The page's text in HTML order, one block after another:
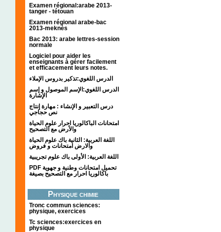
Examen régional:arabe 2013-
tanger - tétouan
Examen régional arabe-bac
2013-meknès
Bac 2013: arabe lettres-session
normale
Logiciel pour aider les
enseignants à gérer facilement
et efficacement leurs notes.
الدرس اللغوي:تذكير بدروس الإملاء
الدرس اللغوي:الإسم الموصول و إسم
الإشارة
درس التعبير و الإنشاء : مهارة إنتاج
نص حجاجي
امتحانات الباكالوريا احرار علوم الحياة
والأرض مع التصحيح
اللغة العربية: الثانية باك علوم الحياة
والارض امتحانات و فروض
اللغة العربية: الأولى باك علوم تجريبية
PDF تحميل امتحانات وطنية و جهوية
باكالوريا احرار مع التصحيح بصيغة
Physique chimie
Tronc commun sciences:
physique, exercices
Tc sciences:exercices en
physique